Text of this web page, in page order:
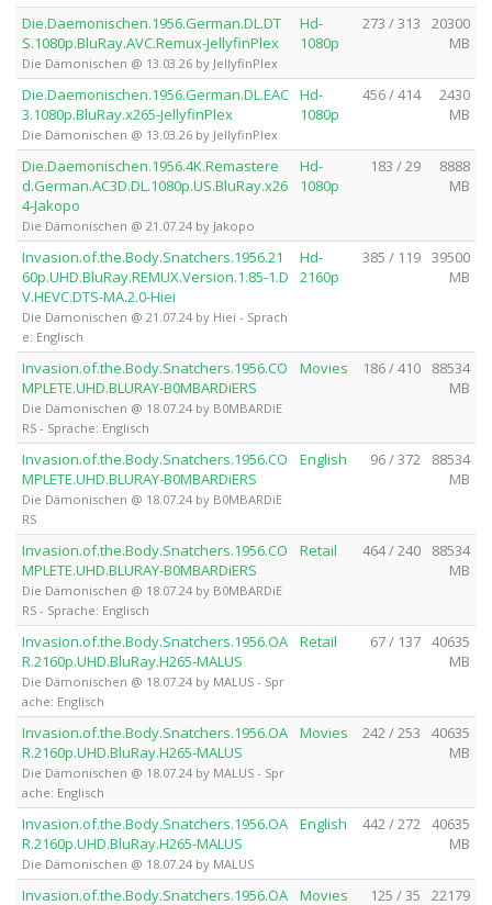
Die.Daemonischen.1956.German.DL.DT
S.1080p.BluRay.AVC.Remux-JellyfinPlex
Die Dämonischen @ 13.03.26 by JellyfinPlex
Hd-
1080p
273 / 313
20300
MB
Die.Daemonischen.1956.German.DL.EAC
3.1080p.BluRay.x265-JellyfinPlex
Die Dämonischen @ 13.03.26 by JellyfinPlex
Hd-
1080p
456 / 414
2430
MB
Die.Daemonischen.1956.4K.Remastere
d.German.AC3D.DL.1080p.US.BluRay.x26
4-Jakopo
Die Dämonischen @ 21.07.24 by Jakopo
Hd-
1080p
183 / 29
8888
MB
Invasion.of.the.Body.Snatchers.1956.21
60p.UHD.BluRay.REMUX.Version.1.85-1.D
V.HEVC.DTS-MA.2.0-Hiei
Die Dämonischen @ 21.07.24 by Hiei - Sprach
e: Englisch
Hd-
2160p
385 / 119 39500
MB
Invasion.of.the.Body.Snatchers.1956.CO
MPLETE.UHD.BLURAY-B0MBARDiERS
Die Dämonischen @ 18.07.24 by B0MBARDiE
RS - Sprache: Englisch
Movies 186 / 410
88534
MB
Invasion.of.the.Body.Snatchers.1956.CO
MPLETE.UHD.BLURAY-B0MBARDiERS
Die Dämonischen @ 18.07.24 by B0MBARDiE
RS
English 96 / 372
88534
MB
Invasion.of.the.Body.Snatchers.1956.CO
MPLETE.UHD.BLURAY-B0MBARDiERS
Die Dämonischen @ 18.07.24 by B0MBARDiE
RS - Sprache: Englisch
Retail 464 / 240
88534
MB
Invasion.of.the.Body.Snatchers.1956.OA
R.2160p.UHD.BluRay.H265-MALUS
Die Dämonischen @ 18.07.24 by MALUS - Spr
ache: Englisch
Retail 67 / 137 40635
MB
Invasion.of.the.Body.Snatchers.1956.OA
R.2160p.UHD.BluRay.H265-MALUS
Die Dämonischen @ 18.07.24 by MALUS - Spr
ache: Englisch
Movies 242 / 253
40635
MB
Invasion.of.the.Body.Snatchers.1956.OA
R.2160p.UHD.BluRay.H265-MALUS
Die Dämonischen @ 18.07.24 by MALUS
English 442 / 272 40635
MB
Invasion.of.the.Body.Snatchers.1956.OA
Movies 125 / 35
22179